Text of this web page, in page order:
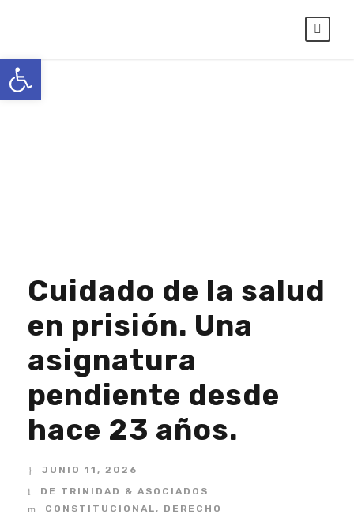
Abrir barra de herramientas
Cuidado de la salud
en prisión. Una
asignatura
pendiente desde
hace 23 años.
JUNIO 11, 2026
DE TRINIDAD & ASOCIADOS
CONSTITUCIONAL, DERECHO